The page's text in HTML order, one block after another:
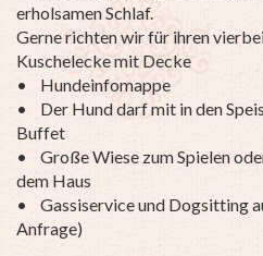
erholsamen Schlaf.
Gerne richten wir für ihren
Kuschelecke mit Decke
• Hundeinfomappe
• Der Hund darf mit in den
Buffet
• Große Wiese zum Spielen
dem Haus
• Gassiservice und Dogsitting
Anfrage)